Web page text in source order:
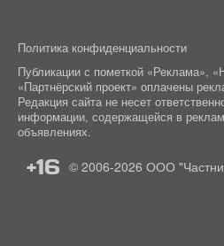
Политика конфиденциальности
Публикации с пометкой «Реклама»,
«Партнёрский проект» оплачены
Редакция сайта не несет
информации, содержащейся в
объявлениях.
+16 © 2006-2026 ООО